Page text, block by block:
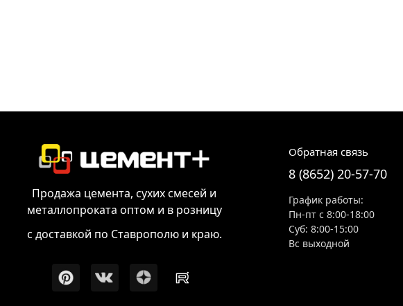
Продажа цемента, сухих смесей и
металлопроката оптом и в розницу
с доставкой по Ставрополю и краю.
Обратная связь
8 (8652) 20-57-70
График работы:
Пн-пт с 8:00-18:00
Суб: 8:00-15:00
Вс выходной